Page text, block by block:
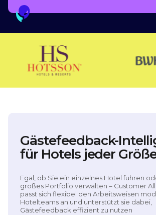
Gästefeedback-
für Hotels jeder
Egal, ob Sie ein einzelnes Hotel führen
großes Portfolio verwalten – Customer
passt sich flexibel den Arbeitsweisen
Hotelteams an und unterstützt sie dabei,
Gästefeedback effizient zu nutzen